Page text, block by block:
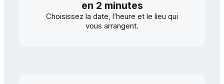
en 2 minutes
Choisissez la date, l’heure et le lieu qui
vous arrangent.